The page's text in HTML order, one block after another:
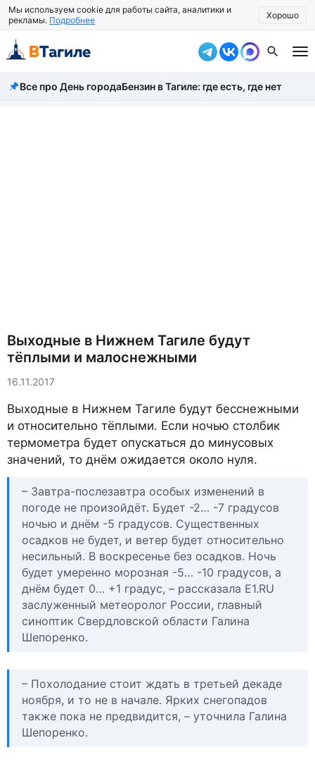
Мы используем cookie для работы сайта, аналитики и
рекламы. Подробнее Хорошо
Все новости
Все про День городаБензин в Тагиле: где есть, где нет
Выходные в Нижнем Тагиле будут
тёплыми и малоснежными
16.11.2017
Выходные в Нижнем Тагиле будут бесснежными
и относительно тёплыми. Если ночью столбик
термометра будет опускаться до минусовых
значений, то днём ожидается около нуля.
– Завтра-послезавтра особых изменений в
погоде не произойдёт. Будет -2… -7 градусов
ночью и днём -5 градусов. Существенных
осадков не будет, и ветер будет относительно
несильный. В воскресенье без осадков. Ночь
будет умеренно морозная -5… -10 градусов, а
днём будет 0… +1 градус, – рассказала Е1.RU
заслуженный метеоролог России, главный
синоптик Свердловской области Галина
Шепоренко.
– Похолодание стоит ждать в третьей декаде
ноября, и то не в начале. Ярких снегопадов
также пока не предвидится, – уточнила Галина
Шепоренко.